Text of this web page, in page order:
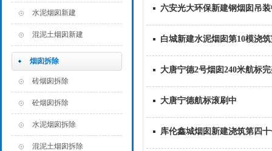
水泥烟囱新建
混泥土烟囱新建
烟囱拆除
砖烟囱拆除
砼烟囱拆除
水泥烟囱拆除
混泥土烟囱拆除
六安光大环保新建钢烟囱吊
白城新建水泥烟囱第10模浇
大唐宁德2号烟囱240米航标
大唐宁德航标滚刷中
库伦鑫城烟囱新建浇筑第四